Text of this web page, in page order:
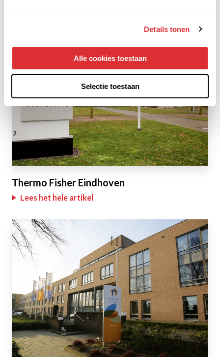
Details tonen
Alle cookies toestaan
Selectie toestaan
Thermo Fisher Eindhoven
Lees het hele artikel